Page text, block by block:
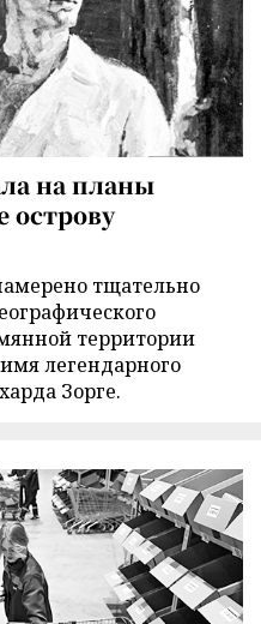
на планы
острову
тщательно
территории
легендарного
Зорге.